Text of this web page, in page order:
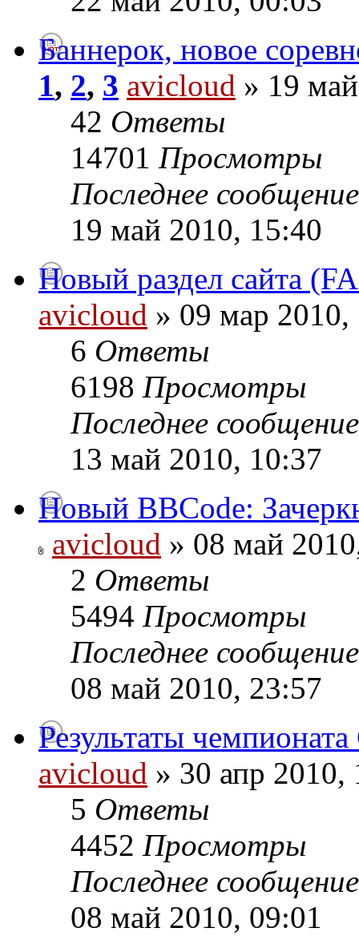
Баннерок, новое
1, 2, 3 avicloud » 19
42 Ответы
14701 Просмотры
Последнее
19 май 2010, 15:40
Новый раздел сайта
avicloud » 09 мар 2010,
6 Ответы
6198 Просмотры
Последнее
13 май 2010, 10:37
Новый BBCode:
avicloud » 08 май
2 Ответы
5494 Просмотры
Последнее
08 май 2010, 23:57
Результаты
avicloud » 30 апр 2010,
5 Ответы
4452 Просмотры
Последнее
08 май 2010, 09:01